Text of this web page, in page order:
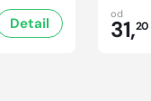
Detail
od
31,20